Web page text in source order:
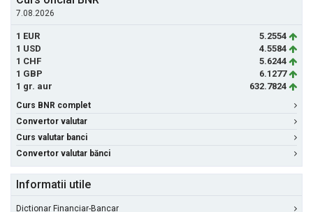
7.08.2026
1 EUR
5.2554
1 USD
4.5584
1 CHF
5.6244
1 GBP
6.1277
1 gr. aur
632.7824
Curs BNR complet
Convertor valutar
Curs valutar banci
Convertor valutar bănci
Informatii utile
Dictionar Financiar-Bancar